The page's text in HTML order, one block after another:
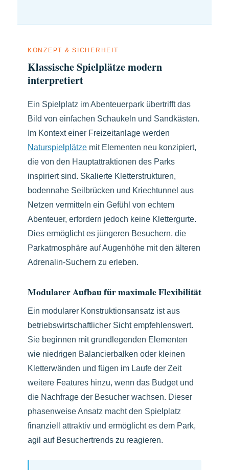
KONZEPT & SICHERHEIT
Klassische Spielplätze modern
interpretiert
Ein Spielplatz im Abenteuerpark übertrifft das
Bild von einfachen Schaukeln und Sandkästen.
Im Kontext einer Freizeitanlage werden
Naturspielplätze mit Elementen neu konzipiert,
die von den Hauptattraktionen des Parks
inspiriert sind. Skalierte Kletterstrukturen,
bodennahe Seilbrücken und Kriechtunnel aus
Netzen vermitteln ein Gefühl von echtem
Abenteuer, erfordern jedoch keine Klettergurte.
Dies ermöglicht es jüngeren Besuchern, die
Parkatmosphäre auf Augenhöhe mit den älteren
Adrenalin-Suchern zu erleben.
Modularer Aufbau für maximale Flexibilität
Ein modularer Konstruktionsansatz ist aus
betriebswirtschaftlicher Sicht empfehlenswert.
Sie beginnen mit grundlegenden Elementen
wie niedrigen Balancierbalken oder kleinen
Kletterwänden und fügen im Laufe der Zeit
weitere Features hinzu, wenn das Budget und
die Nachfrage der Besucher wachsen. Dieser
phasenweise Ansatz macht den Spielplatz
finanziell attraktiv und ermöglicht es dem Park,
agil auf Besuchertrends zu reagieren.